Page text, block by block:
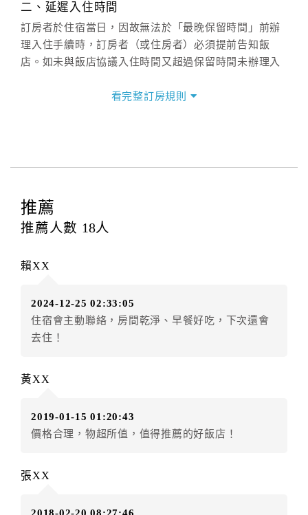
二、延遲入住時間
訂房者於住宿當日，因故無法於「最晚保留時間」前辦
理入住手續時，訂房者（或住房者）必須提前告知飯
店。如未與飯店協議入住時間又超過保留時間未辦理入
四、訂單異動
訂房者應於 入住前2日
提出申辦不得異動訂單。
辦理取消退款。
房者應補足差額。（限原訂飯店）
訂單異動後，訂單費用總計小於原訂單費用總計時，訂
房者不得要求退其差額。（限原訂飯店）
．訂房者因故辦理訂單異動，本飯店可接受
（提出申辦日為保留起算日）
．訂房者使用「保留住宿金額」時，請注意！為避免飯
件放棄訂單（住宿權益）。 （限原訂飯店使用）
看完整訂房規則
推薦
推薦人數 18人
賴XX
2024-12-25 02:33:05
住宿會主動聯絡，房間乾淨、早餐好吃，下次還會
去住！
黃XX
2019-01-15 01:20:43
價格合理，物超所值，值得推薦的好飯店！
張XX